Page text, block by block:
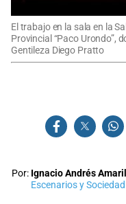
El trabajo en la sala en la
Provincial “Paco Urondo”,
Gentileza Diego Pratto
Por: Ignacio Andrés
Escenarios y